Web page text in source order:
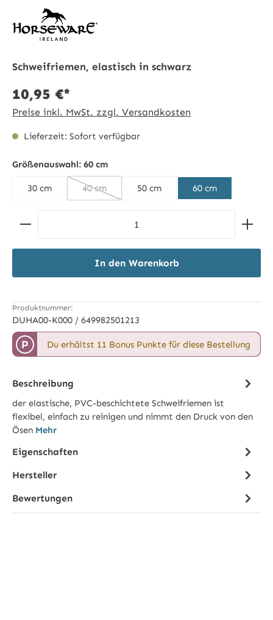
Schweifriemen, elastisch in schwarz
10,95 €*
Preise inkl. MwSt. zzgl. Versandkosten
Lieferzeit: Sofort verfügbar
Größenauswahl: 60 cm
30 cm 40 cm
(Diese Option ist zurzeit nicht verfügbar.)
50 cm 60 cm
Produkt Anzahl: Gib den gewünschten Wert ein
In den Warenkorb
Produktnummer:
DUHA00-K000 / 649982501213
P Du erhältst 11 Bonus Punkte für diese Bestellung
Beschreibung
der elastische, PVC-beschichtete Schweifriemen ist
flexibel, einfach zu reinigen und nimmt den Druck von den
Ösen Mehr
Eigenschaften
Hersteller
Bewertungen